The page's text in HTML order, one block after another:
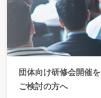
団体向け研修会開催を
ご検討の方へ